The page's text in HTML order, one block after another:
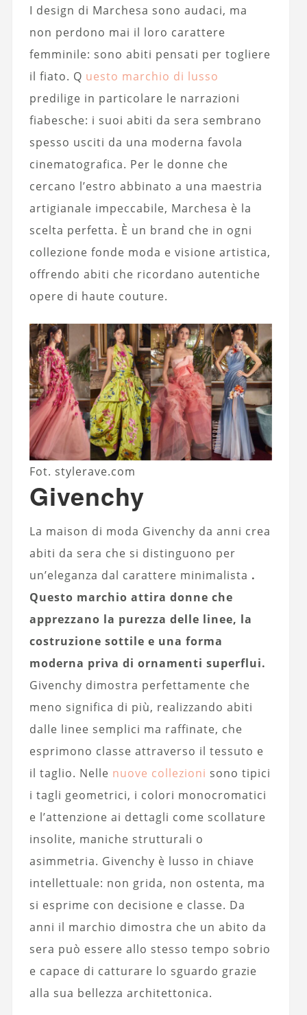
I design di Marchesa sono audaci, ma
non perdono mai il loro carattere
femminile: sono abiti pensati per togliere
il fiato. Q uesto marchio di lusso
predilige in particolare le narrazioni
fiabesche: i suoi abiti da sera sembrano
spesso usciti da una moderna favola
cinematografica. Per le donne che
cercano l’estro abbinato a una maestria
artigianale impeccabile, Marchesa è la
scelta perfetta. È un brand che in ogni
collezione fonde moda e visione artistica,
offrendo abiti che ricordano autentiche
opere di haute couture.
Fot. stylerave.com
Givenchy
La maison di moda Givenchy da anni crea
abiti da sera che si distinguono per
un’eleganza dal carattere minimalista .
Questo marchio attira donne che
apprezzano la purezza delle linee, la
costruzione sottile e una forma
moderna priva di ornamenti superflui.
Givenchy dimostra perfettamente che
meno significa di più, realizzando abiti
dalle linee semplici ma raffinate, che
esprimono classe attraverso il tessuto e
il taglio. Nelle nuove collezioni sono tipici
i tagli geometrici, i colori monocromatici
e l’attenzione ai dettagli come scollature
insolite, maniche strutturali o
asimmetria. Givenchy è lusso in chiave
intellettuale: non grida, non ostenta, ma
si esprime con decisione e classe. Da
anni il marchio dimostra che un abito da
sera può essere allo stesso tempo sobrio
e capace di catturare lo sguardo grazie
alla sua bellezza architettonica.